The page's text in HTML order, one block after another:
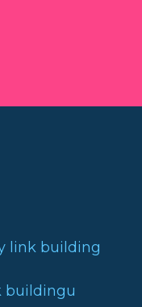
link building
buildingu